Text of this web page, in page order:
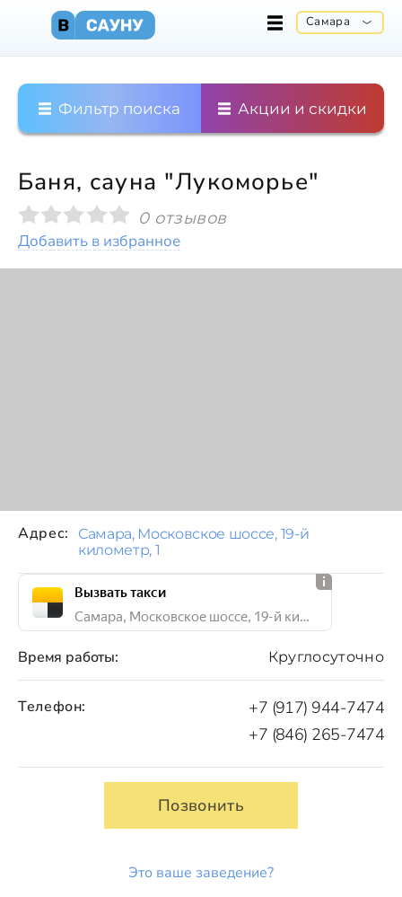
Самара
Фильтр поиска Акции и скидки
Баня, сауна "Лукоморье"
0 отзывов
Добавить в избранное
Время работы: Круглосуточно
Телефон:
+7 (917) 944-7474
+7 (846) 265-7474
Позвонить
Это ваше заведение?
Адрес:
Самара, Московское шоссе, 19-й
километр, 1
Вызвать такси
Самара, Московское шоссе, 19-й километр, 1